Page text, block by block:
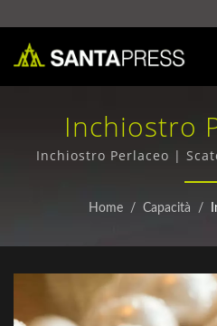
Inchiostro
Scatole In
Ecologiche
Inchiostro Perlaceo |
scatole ondulate - Qualità
tutto il
Home / Capacità /